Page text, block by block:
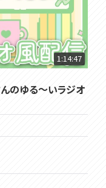
1:14:47
んのゆる～いラジオ